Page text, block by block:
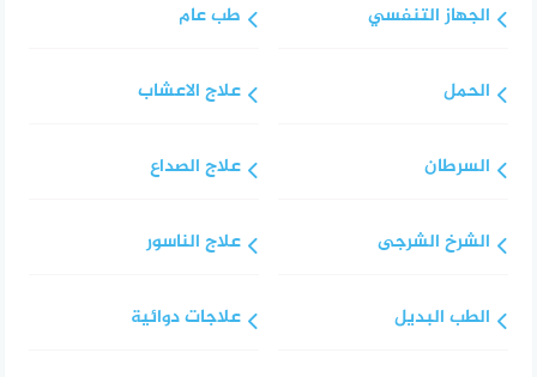
الجهاز التنفسي
الحمل
السرطان
الشرخ الشرجى
الطب البديل
طب عام
علاج الاعشاب
علاج الصداع
علاج الناسور
علاجات دوائية